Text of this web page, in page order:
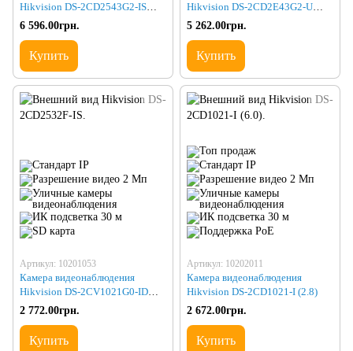
Hikvision DS-2CD2543G2-IS
(2.8) BLACK
6 596.00грн.
Купить
Hikvision DS-2CD2E43G2-U
(2.8)
5 262.00грн.
Купить
Артикул: 10201053
Камера видеонаблюдения
Hikvision DS-2CV1021G0-IDW1
(2.8)
2 772.00грн.
Купить
Артикул: 10202011
Камера видеонаблюдения
Hikvision DS-2CD1021-I (2.8)
2 672.00грн.
Купить